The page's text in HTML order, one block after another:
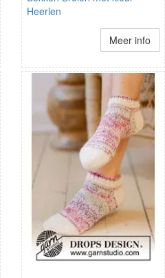
Heerlen
Meer info